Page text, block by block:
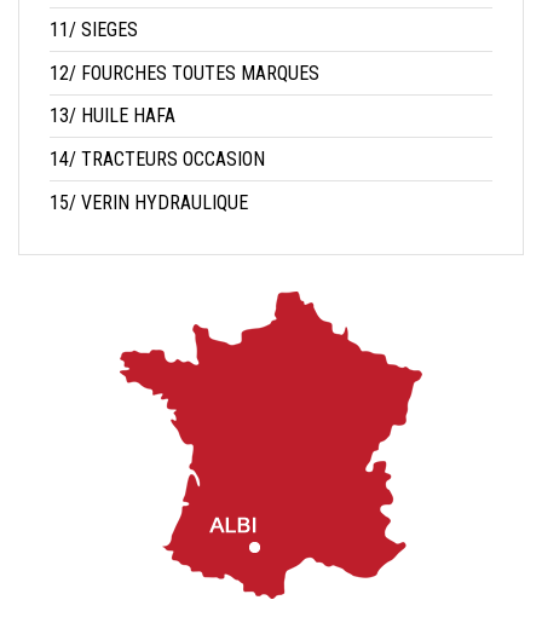
11/ SIEGES
12/ FOURCHES TOUTES MARQUES
13/ HUILE HAFA
14/ TRACTEURS OCCASION
15/ VERIN HYDRAULIQUE